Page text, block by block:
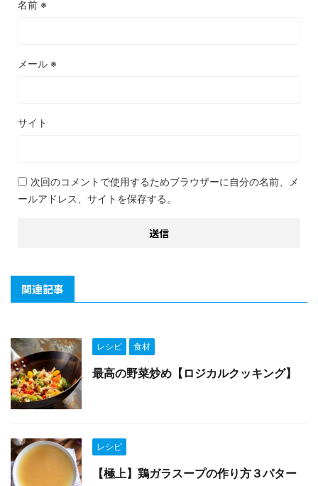
名前 ※
メール ※
サイト
次回のコメントで使用するためブラウザーに自分の名前、メ
ールアドレス、サイトを保存する。
関連記事
レシピ 食材
最高の野菜炒め【ロジカルクッキング】
レシピ
【極上】鶏ガラスープの作り方３パター